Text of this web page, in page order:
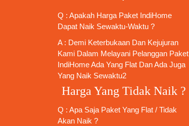
Q : Apakah Harga Paket IndiHome
Dapat Naik Sewaktu-Waktu ?
A : Demi Keterbukaan Dan Kejujuran
Kami Dalam Melayani Pelanggan Paket
IndiHome Ada Yang Flat Dan Ada Juga
Yang Naik Sewaktu2
Harga Yang Tidak Naik ?
Q : Apa Saja Paket Yang Flat / Tidak
Akan Naik ?